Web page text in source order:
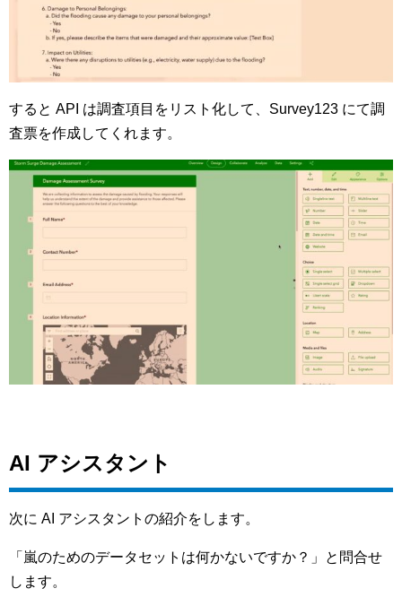
すると API は調査項目をリスト化して、Survey123 にて調
査票を作成してくれます。
AI アシスタント
次に AI アシスタントの紹介をします。
「嵐のためのデータセットは何かないですか？」と問合せ
します。